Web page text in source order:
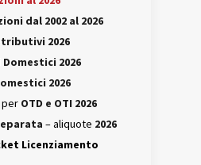
dal 2002 al 2026
2026
Domestici 2026
2026
per OTD e OTI 2026
– aliquote 2026
Licenziamento